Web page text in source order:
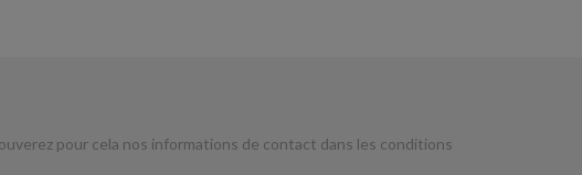
pour cela nos informations de contact dans les conditions